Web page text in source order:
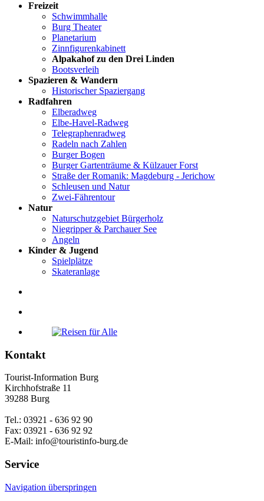
Freizeit
Schwimmhalle
Burg Theater
Planetarium
Zinnfigurenkabinett
Alpakahof zu den Drei Linden
Bootsverleih
Spazieren & Wandern
Historischer Spaziergang
Radfahren
Elberadweg
Elbe-Havel-Radweg
Telegraphenradweg
Radeln nach Zahlen
Burger Bogen
Burger Gartenträume & Külzauer Forst
Straße der Romanik: Magdeburg - Jerichow
Schleusen und Natur
Zwei-Fährentour
Natur
Naturschutzgebiet Bürgerholz
Niegripper & Parchauer See
Angeln
Kinder & Jugend
Spielplätze
Skateranlage
Kontakt
Tourist-Information Burg
Kirchhofstraße 11
39288 Burg
Tel.: 03921 - 636 92 90
Fax: 03921 - 636 92 92
E-Mail: info@touristinfo-burg.de
Service
Navigation überspringen